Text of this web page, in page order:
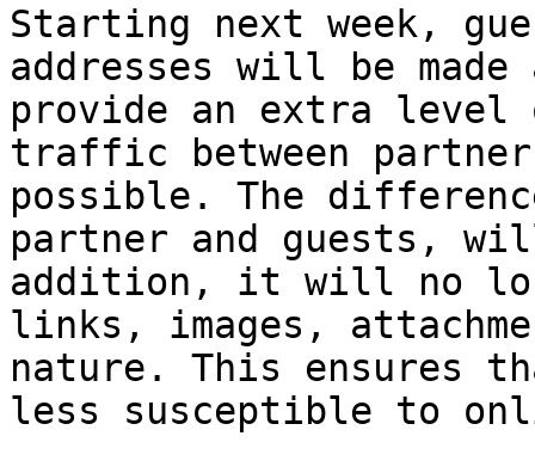
Starting next week,
addresses will be made
provide an extra level
traffic between
possible. The
partner and guests,
addition, it will no
links, images,
nature. This ensures
less susceptible to